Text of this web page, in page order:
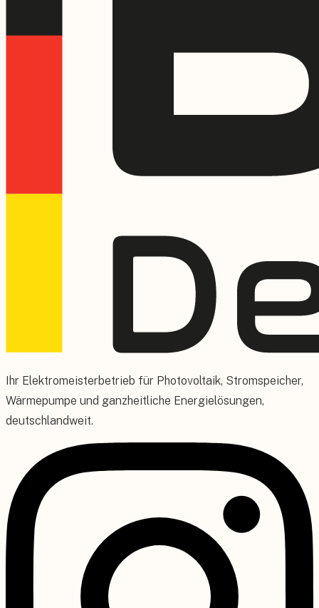
Ihr Elektromeisterbetrieb für Photovoltaik, Stromspeicher,
Wärmepumpe und ganzheitliche Energielösungen,
deutschlandweit.